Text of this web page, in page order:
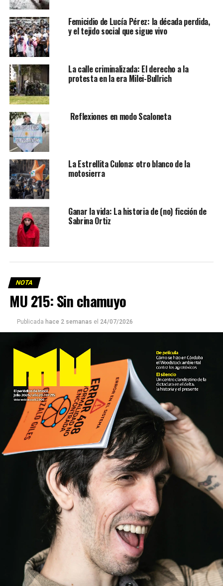
Femicidio de Lucía Pérez: la década perdida,
y el tejido social que sigue vivo
La calle criminalizada: El derecho a la
protesta en la era Milei-Bullrich
Reflexiones en modo Scaloneta
La Estrellita Culona: otro blanco de la
motosierra
Ganar la vida: La historia de (no) ficción de
Sabrina Ortiz
NOTA
MU 215: Sin chamuyo
Publicada hace 2 semanas el 24/07/2026